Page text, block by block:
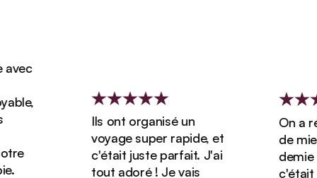
Ils ont organisé un
voyage super rapide, et
c'était juste parfait. J'ai
tout adoré ! Je vais
On a
de
demie
c'était